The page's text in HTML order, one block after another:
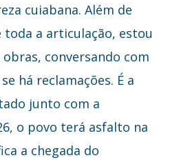
cuiabana. Além de
toda a articulação, estou
conversando com
há reclamações. É a
junto com a
o povo terá asfalto na
a chegada do